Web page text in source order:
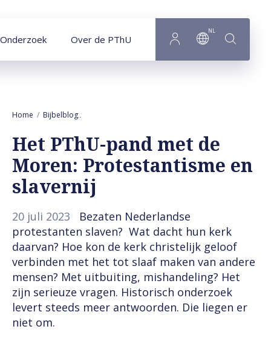
Onderzoek Over de PThU
NL
Home Bijbelblog
Het PThU-pand met de
Moren: Protestantisme en
slavernij
20 juli 2023
Bezaten Nederlandse
protestanten slaven? Wat dacht hun kerk
daarvan? Hoe kon de kerk christelijk geloof
verbinden met het tot slaaf maken van andere
mensen? Met uitbuiting, mishandeling? Het
zijn serieuze vragen. Historisch onderzoek
levert steeds meer antwoorden. Die liegen er
niet om.